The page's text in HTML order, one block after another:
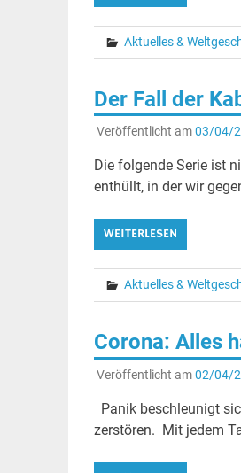
Aktuelles &
Der Fall der
Veröffentlicht am03/04/
Die folgende Serie ist
enthüllt, in der wir
WEITERLESEN
Aktuelles &
Corona: Alles
Veröffentlicht am02/04/
Panik beschleunigt
zerstören. Mit jedem